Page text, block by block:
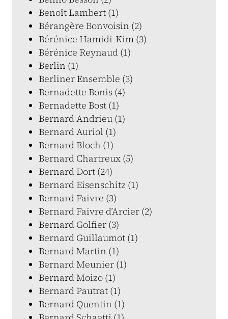
Benoît Lambert (1)
Bérangère Bonvoisin (2)
Bérénice Hamidi-Kim (3)
Bérénice Reynaud (1)
Berlin (1)
Berliner Ensemble (3)
Bernadette Bonis (4)
Bernadette Bost (1)
Bernard Andrieu (1)
Bernard Auriol (1)
Bernard Bloch (1)
Bernard Chartreux (5)
Bernard Dort (24)
Bernard Eisenschitz (1)
Bernard Faivre (3)
Bernard Faivre d’Arcier (2)
Bernard Golfier (3)
Bernard Guillaumot (1)
Bernard Martin (1)
Bernard Meunier (1)
Bernard Moizo (1)
Bernard Pautrat (1)
Bernard Quentin (1)